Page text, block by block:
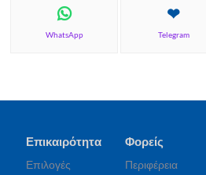
WhatsApp Telegram
Επικαιρότητα
Επιλογές
Φορείς
Περιφέρεια